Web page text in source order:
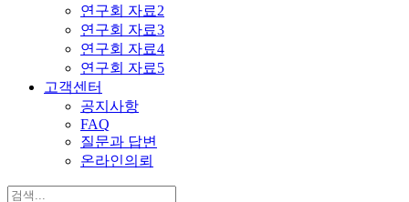
연구회 자료2
연구회 자료3
연구회 자료4
연구회 자료5
고객센터
공지사항
FAQ
질문과 답변
온라인의뢰
검